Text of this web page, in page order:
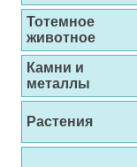
Тотемное
животное
Камни и
металлы
Растения